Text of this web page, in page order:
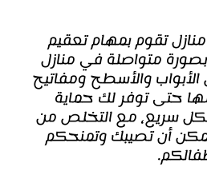
تقوم بمهام تعقيم
متواصلة في منازل
والأسطح ومفاتيح
حتى توفر لك حماية
سريع، مع التخلص من
أن تصيبك وتمنحكم